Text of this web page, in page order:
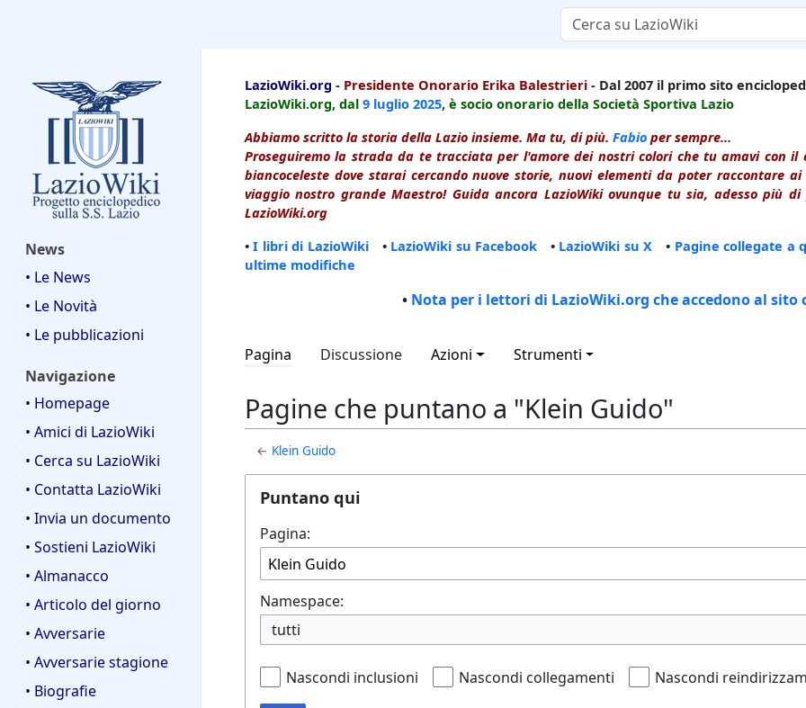
News
• Le News
• Le Novità
• Le pubblicazioni
Navigazione
• Homepage
• Amici di LazioWiki
• Cerca su LazioWiki
• Contatta LazioWiki
• Invia un documento
• Sostieni LazioWiki
• Almanacco
• Articolo del giorno
• Avversarie
• Avversarie stagione
• Biografie
LazioWiki.org - Presidente Onorario Erika Balestrieri - Dal 2007 il primo sito
LazioWiki.org, dal 9 luglio 2025, è socio onorario della Società Sportiva Lazio
Abbiamo scritto la storia della Lazio insieme. Ma tu, di più. Fabio per sempre...
Proseguiremo la strada da te tracciata per l'amore dei nostri colori che tu amavi con
biancoceleste dove starai cercando nuove storie, nuovi elementi da poter raccontare
viaggio nostro grande Maestro! Guida ancora LazioWiki ovunque tu sia, adesso più
LazioWiki.org
•I libri di LazioWiki• LazioWiki su Facebook • LazioWiki su X • Pagine collegate a
ultime modifiche
• Nota per i lettori di LazioWiki.org che accedono al sito
Pagina Discussione Azioni Strumenti
Pagine che puntano a "Klein Guido"
← Klein Guido
Puntano qui
Pagina:
Namespace:
tutti
Nascondi inclusioni Nascondi collegamenti Nascondi